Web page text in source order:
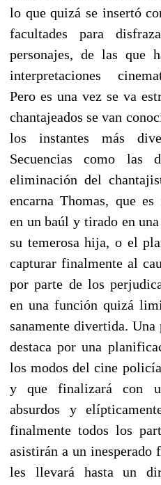
lo que quizá se insertó
facultades para
personajes, de las que
interpretaciones
Pero es una vez se va
chantajeados se van
los instantes más
Secuencias como
eliminación del
encarna Thomas, que
en un baúl y tirado en
su temerosa hija, o el
capturar finalmente al
por parte de los
en una función quizá
sanamente divertida.
destaca por una
los modos del cine
y que finalizará con
absurdos y
finalmente todos los
asistirán a un inesperado
les llevará hasta un